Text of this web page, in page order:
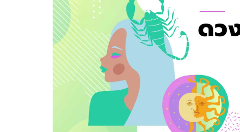
ดาวน์โหลดสนุกแอปฟรี ติดตามสนุกโซเชียลได้ที่
สงวนลิขสิทธิ์ ©2569บริษัท อิมเมจ ฟิวเจอร์ (ประเทศไทย) จำกัด